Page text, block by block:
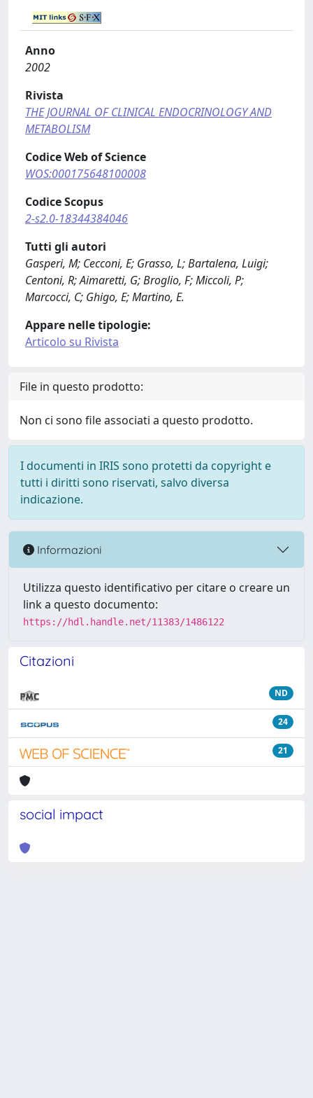
Anno
2002
Rivista
THE JOURNAL OF CLINICAL ENDOCRINOLOGY AND
METABOLISM
Codice Web of Science
WOS:000175648100008
Codice Scopus
2-s2.0-18344384046
Tutti gli autori
Gasperi, M; Cecconi, E; Grasso, L; Bartalena, Luigi;
Centoni, R; Aimaretti, G; Broglio, F; Miccoli, P;
Marcocci, C; Ghigo, E; Martino, E.
Appare nelle tipologie:
Articolo su Rivista
File in questo prodotto:
Non ci sono file associati a questo prodotto.
I documenti in IRIS sono protetti da copyright e
tutti i diritti sono riservati, salvo diversa
indicazione.
Informazioni
Utilizza questo identificativo per citare o creare un
link a questo documento:
https://hdl.handle.net/11383/1486122
Citazioni
ND
24
21
social impact